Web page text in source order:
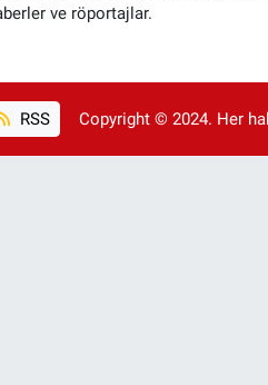
ve röportajlar.
RSS Copyright © 2024. Her